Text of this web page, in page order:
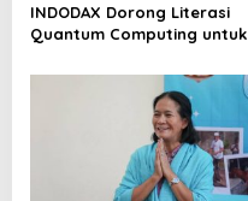
INDODAX Dorong Literasi
Quantum Computing untuk
Blockchain